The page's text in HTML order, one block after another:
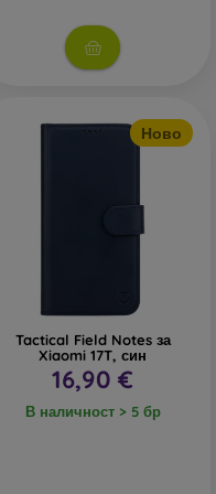
ще намерите десетки
от различни
е за вас.
Ново
Tactical Field Notes за
Xiaomi 17T, син
16,90 €
В наличност > 5 бр